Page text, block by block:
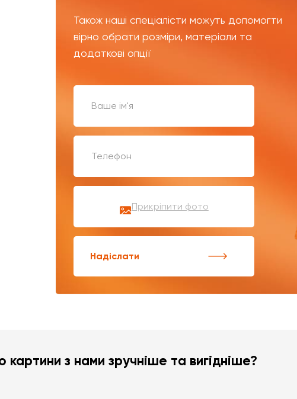
Також наші спеціалісти можуть допомогти
вірно обрати розміри, матеріали та
додаткові опції
Прикріпити фото
Надіслати
з нами зручніше та вигідніше?